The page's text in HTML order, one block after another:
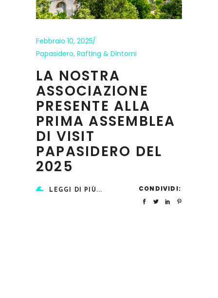
Febbraio 10, 2025
Papasidero, Rafting & Dintorni
LA NOSTRA
ASSOCIAZIONE
PRESENTE ALLA
PRIMA ASSEMBLEA
DI VISIT
PAPASIDERO DEL
2025
LEGGI DI PIÙ... CONDIVIDI: